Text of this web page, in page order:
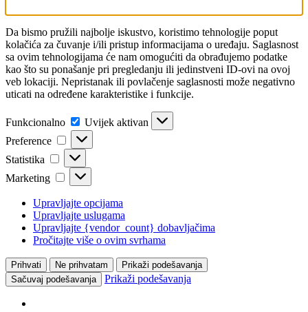
Da bismo pružili najbolje iskustvo, koristimo tehnologije poput
kolačića za čuvanje i/ili pristup informacijama o uređaju. Saglasnost
sa ovim tehnologijama će nam omogućiti da obrađujemo podatke
kao što su ponašanje pri pregledanju ili jedinstveni ID-ovi na ovoj
veb lokaciji. Nepristanak ili povlačenje saglasnosti može negativno
uticati na određene karakteristike i funkcije.
Funkcionalno Funkcionalno
Uvijek aktivan
Preference
Preference
Statistika Statistika
Marketing Marketing
Upravljajte opcijama
Upravljajte uslugama
Upravljajte {vendor_count} dobavljačima
Pročitajte više o ovim svrhama
Prihvati Ne prihvatam
Prikaži podešavanja
Sačuvaj podešavanja
Prikaži podešavanja